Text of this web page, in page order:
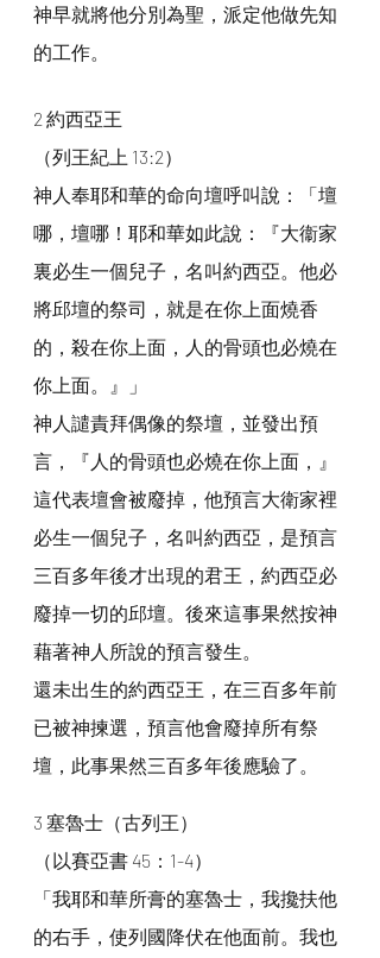
神早就將他分別為聖，派定他做先知
的工作。
2 約西亞王
（列王紀上 13:2）
神人奉耶和華的命向壇呼叫說：「壇
哪，壇哪！耶和華如此說：『大衞家
裏必生一個兒子，名叫約西亞。他必
將邱壇的祭司，就是在你上面燒香
的，殺在你上面，人的骨頭也必燒在
你上面。』」
神人譴責拜偶像的祭壇，並發出預
言，『人的骨頭也必燒在你上面，』
這代表壇會被廢掉，他預言大衛家裡
必生一個兒子，名叫約西亞，是預言
三百多年後才出現的君王，約西亞必
廢掉一切的邱壇。後來這事果然按神
藉著神人所說的預言發生。
還未出生的約西亞王，在三百多年前
已被神揀選，預言他會廢掉所有祭
壇，此事果然三百多年後應驗了。
3 塞魯士（古列王）
（以賽亞書 45：1-4）
「我耶和華所膏的塞魯士，我攙扶他
的右手，使列國降伏在他面前。我也